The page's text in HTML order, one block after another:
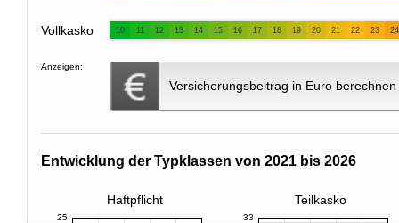
Vollkasko 10 11 12 13 14 15 16 17 18 19 20 21 22 23 24
Anzeigen:
Versicherungsbeitrag in Euro berechnen
Entwicklung der Typklassen von 2021 bis 2026
Haftpflicht Teilkasko
25 33